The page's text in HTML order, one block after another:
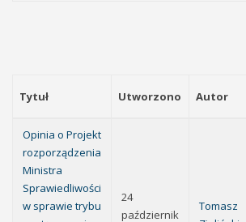
Tytuł Utworzono Autor
Opinia o Projekt
rozporządzenia
Ministra
Sprawiedliwości
w sprawie trybu
24
październik
Tomasz